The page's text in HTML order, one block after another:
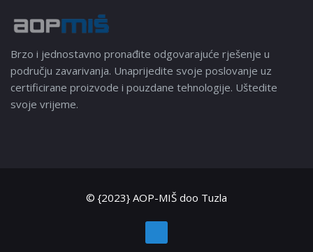
Brzo i jednostavno pronađite odgovarajuće rješenje u
području zavarivanja. Unaprijedite svoje poslovanje uz
certificirane proizvode i pouzdane tehnologije. Uštedite
svoje vrijeme.
© {2023} AOP-MIŠ doo Tuzla